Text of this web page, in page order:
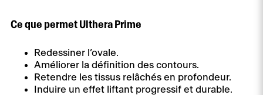
Ce que permet Ulthera Prime
Redessiner l’ovale.
Améliorer la définition des contours.
Retendre les tissus relâchés en profondeur.
Induire un effet liftant progressif et durable.